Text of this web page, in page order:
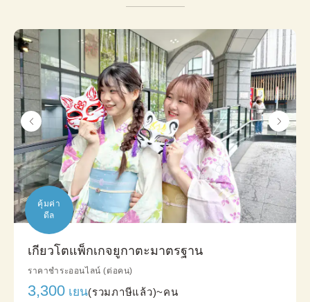
คุ้มค่า
ดีล
เกียวโตแพ็กเกจยูกาตะมาตรฐาน
ราคาชำระออนไลน์ (ต่อคน)
3,300 เยน(รวมภาษีแล้ว)~คน